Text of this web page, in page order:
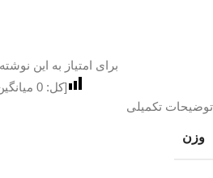
برای امتیاز به این
[کل: 0
توضیحات تکمیلی
وزن